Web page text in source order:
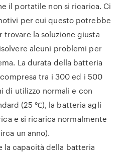
il portatile non si ricarica. Ci
per cui questo potrebbe
trovare la soluzione giusta
alcuni problemi per
La durata della batteria
tra i 300 ed i 500
di utilizzo normali e con
(25 ℃), la batteria agli
e si ricarica normalmente
un anno).
la capacità della batteria